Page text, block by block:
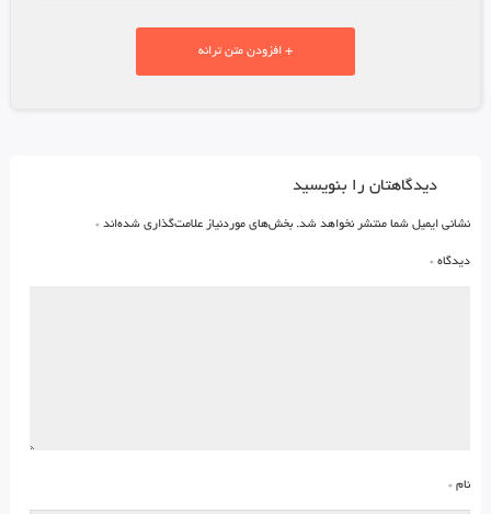
+ افزودن متن ترانه
دیدگاهتان را بنویسید
نشانی ایمیل شما منتشر نخواهد شد. بخش‌های موردنیاز علامت‌گذاری شده‌اند *
دیدگاه *
نام *